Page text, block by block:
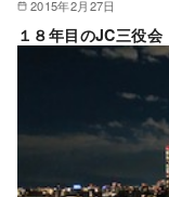
2015年2月27日
１８年目のJC三役会